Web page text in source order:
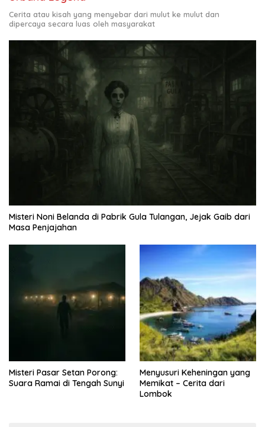
Cerita atau kisah yang menyebar dari mulut ke mulut dan
dipercaya secara luas oleh masyarakat
Misteri Noni Belanda di Pabrik Gula Tulangan, Jejak Gaib dari
Masa Penjajahan
Misteri Pasar Setan Porong:
Suara Ramai di Tengah Sunyi
Menyusuri Keheningan yang
Memikat – Cerita dari
Lombok